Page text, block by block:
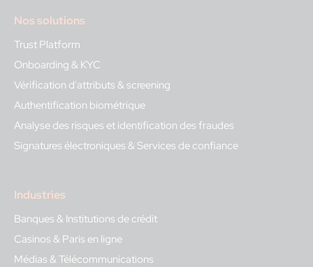
Nos solutions
Trust Platform
Onboarding & KYC
Vérification d'attributs & screening
Authentification biométrique
Analyse des risques et identification des fraudes
Signatures électroniques & Services de confiance
Industries
Banques & Institutions de crédit
Casinos & Paris en ligne
Médias & Télécommunications